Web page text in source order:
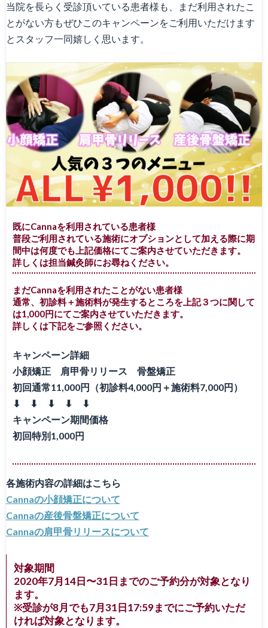
当院を長らく受診頂いている患者様も、まだ利用されたこ
とがない方もぜひこのキャンペーンをご利用いただけます
とスタッフ一同嬉しく思います。
既にCannaを利用されている患者様
普段ご利用されている施術にオプションとして加える際に期
間中は何度でも上記価格にてご案内させていただきます。
詳しくは担当鍼灸師にお尋ねください。
まだCannaを利用されたことがない患者様
通常、初診料＋施術料が発生するところを上記３つに関して
は1,000円にてご案内させていただきます。
詳しくは下記をご参照ください。
キャンペーン詳細
小顔矯正 肩甲骨リリース 骨盤矯正
初回通常11,000円（初診料4,000円＋施術料7,000円）
⬇ ⬇ ⬇ ⬇ ⬇
キャンペーン期間価格
初回特別1,000円
各施術内容の詳細はこちら
Cannaの小顔矯正について
Cannaの産後骨盤矯正について
Cannaの肩甲骨リリースについて
対象期間
2020年7月14日〜31日までのご予約分が対象となり
ます。
※受診が8月でも7月31日17:59までにご予約いただ
ければ対象となります。